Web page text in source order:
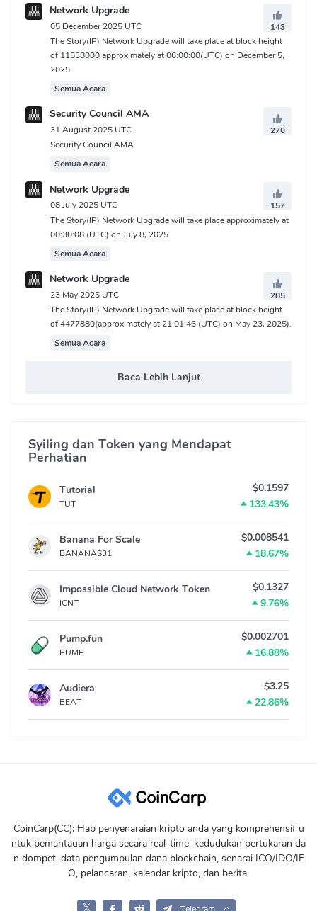
Network Upgrade
05 December 2025 UTC
143
The Story(IP) Network Upgrade will take place at block height
of 11538000 approximately at 06:00:00(UTC) on December 5,
2025.
Semua Acara
Security Council AMA
31 August 2025 UTC
270
Security Council AMA
Semua Acara
Network Upgrade
08 July 2025 UTC
157
The Story(IP) Network Upgrade will take place approximately at
00:30:08 (UTC) on July 8, 2025.
Semua Acara
Network Upgrade
23 May 2025 UTC
285
The Story(IP) Network Upgrade will take place at block height
of 4477880(approximately at 21:01:46 (UTC) on May 23, 2025).
Semua Acara
Baca Lebih Lanjut
Syiling dan Token yang Mendapat
Perhatian
Tutorial
TUT
$0.1597
133.43%
Banana For Scale
BANANAS31
$0.008541
18.67%
Impossible Cloud Network Token
ICNT
$0.1327
9.76%
Pump.fun
PUMP
$0.002701
16.88%
Audiera
BEAT
$3.25
22.86%
CoinCarp(CC): Hab penyenaraian kripto anda yang komprehensif u
ntuk pemantauan harga secara real-time, kedudukan pertukaran da
n dompet, data pengumpulan dana blockchain, senarai ICO/IDO/IE
O, pelancaran, kalendar kripto, dan berita.